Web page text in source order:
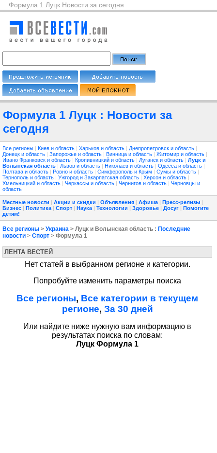
Формула 1 Луцк Новости за сегодня
Формула 1 Луцк : Новости за
сегодня
Все регионы | Киев и область | Харьков и область | Днепропетровск и область |
Донецк и область | Запорожье и область | Винница и область | Житомир и область |
Ивано Франковск и область | Кропивницкий и область | Луганск и область | Луцк и
Волынская область | Львов и область | Николаев и область | Одесса и область |
Полтава и область | Ровно и область | Симферополь и Крым | Сумы и область |
Тернополь и область | Ужгород и Закарпатская область | Херсон и область |
Хмельницкий и область | Черкассы и область | Чернигов и область | Черновцы и
область
Местные новости | Акции и скидки | Объявления | Афиша | Пресс-релизы |
Бизнес | Политика | Спорт | Наука | Технологии | Здоровье | Досуг | Помогите
детям!
Все регионы > Украина > Луцк и Волынская область : Последние
новости > Спорт > Формула 1
ЛЕНТА ВЕСТЕЙ
Нет статей в выбранном регионе и категории.
Попробуйте изменить параметры поиска
Все регионы, Все категории в текущем
регионе, За 30 дней
Или найдите ниже нужную вам информацию в
результатах поиска по словам:
Луцк Формула 1